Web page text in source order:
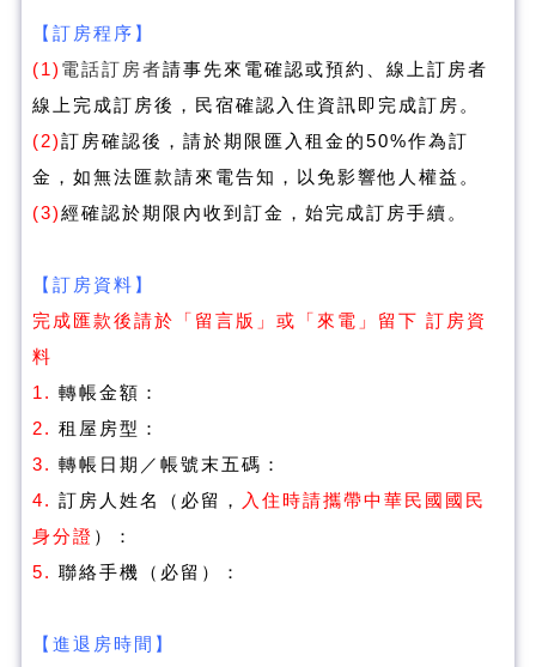
【訂房程序】
(1) 電話訂房者請事先來電確認或預約、線上訂房者
線上完成訂房後，民宿確認入住資訊即完成訂房。
(2)訂房確認後，請於期限匯入租金的50%作為訂
金，如無法匯款請來電告知，以免影響他人權益 。
(3)經確認於期限內收到訂金，始完成訂房手續。
【訂房資料】
完成匯款後請於「留言版」或「來電」留下 訂房資
料
1. 轉帳金額：
2. 租屋房型：
3. 轉帳日期／帳號末五碼：
4. 訂房人姓名（必留，
入住時請攜帶中華民國國民
身分證 ）：
5. 聯絡手機（必留）：
【進退房時間】